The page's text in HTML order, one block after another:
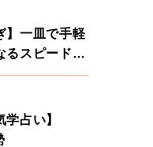
】一皿で手軽
るスピードパ
学占い】